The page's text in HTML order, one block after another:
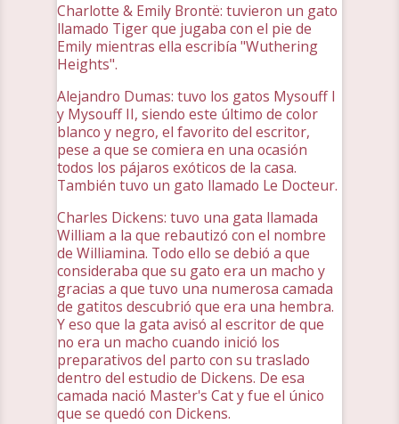
Charlotte & Emily Brontë: tuvieron un gato
llamado Tiger que jugaba con el pie de
Emily mientras ella escribía "Wuthering
Heights".
Alejandro Dumas: tuvo los gatos Mysouff I
y Mysouff II, siendo este último de color
blanco y negro, el favorito del escritor,
pese a que se comiera en una ocasión
todos los pájaros exóticos de la casa.
También tuvo un gato llamado Le Docteur.
Charles Dickens: tuvo una gata llamada
William a la que rebautizó con el nombre
de Williamina. Todo ello se debió a que
consideraba que su gato era un macho y
gracias a que tuvo una numerosa camada
de gatitos descubrió que era una hembra.
Y eso que la gata avisó al escritor de que
no era un macho cuando inició los
preparativos del parto con su traslado
dentro del estudio de Dickens. De esa
camada nació Master's Cat y fue el único
que se quedó con Dickens.